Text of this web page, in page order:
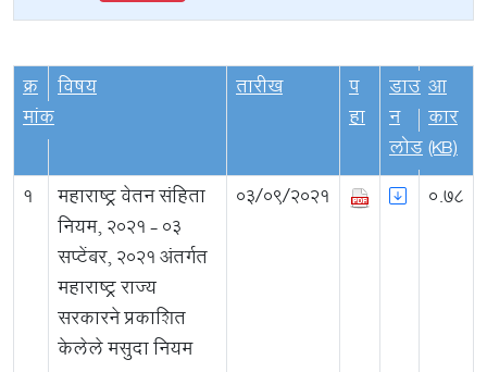
क्र
मांक
विषय तारीख
प
हा
डाउ
न
लोड
आ
कार
(KB)
1
महाराष्ट्र वेतन संहिता
नियम, २०२१ - ०३
सप्टेंबर, २०२१ अंतर्गत
महाराष्ट्र राज्य
सरकारने प्रकाशित
केलेले मसुदा नियम
03/09/2021 0.78